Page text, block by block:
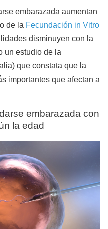
embarazada aumentan
de la Fecundación in Vitro
disminuyen con la
un estudio de la
que constata que la
importantes que afectan a
embarazada con
la edad